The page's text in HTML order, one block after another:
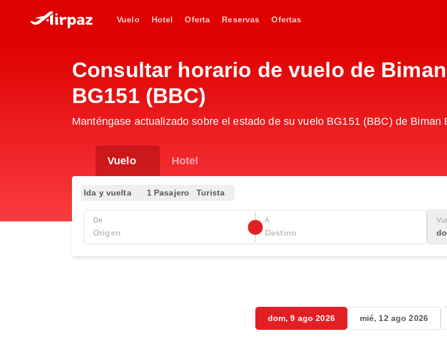
Vuelo Hotel Oferta Reservas Ofertas
Consultar horario de vuelo de
BG151 (BBC)
Manténgase actualizado sobre el estado de su vuelo BG151 (BBC) de Biman
Vuelo Hotel
Ida y vuelta 1 Pasajero Turista
De A
dom, 9 ago 2026 mié, 12 ago 2026